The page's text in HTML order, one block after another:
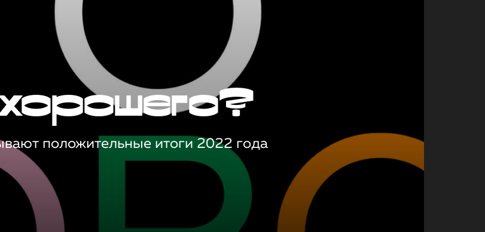
положительные итоги 2022 года